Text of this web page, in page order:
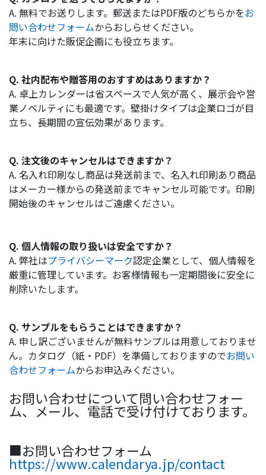
A. 無料でお送りします。郵送またはPDF版のどちらかをお
問い合わせフォームからおしらせください。
年末に向けた販促企画にも役立ちます。
Q. 社内配布や贈答用のおすすめはありますか？
A. 卓上カレンダーは省スペースで人気が高く、展示会や営
業ノベルティにも最適です。壁掛けタイプは企業ロゴが目
立ち、長期間の宣伝効果があります。
Q. 注文後のキャンセルはできますか？
A. 名入れ印刷なし商品は発送前まで、名入れ印刷あり商品
はメーカー様からの発送前までキャンセル可能です。印刷
開始後のキャンセルはご遠慮ください。
Q. 個人情報の取り扱いは安全ですか？
A. 弊社はプライバシーマーク認定企業として、個人情報を
厳重に管理しています。お客様情報も一定期間後に安全に
削除いたします。
Q. サンプルをもらうことはできますか？
A. 申し訳ございませんが無料サンプルは用意しておりませ
ん。カタログ（紙・PDF）を準備しておりますのでお問い
合わせフォームからお申込みください。
お問い合わせについて問い合わせフォー
ム、メール、電話で受け付けております。
■お問い合わせフォーム
https://www.calendarya.jp/contact